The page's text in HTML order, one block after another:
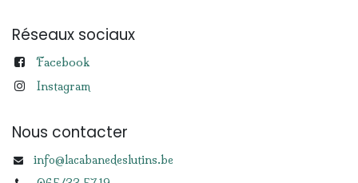
Réseaux sociaux
Facebook
Instagram
Nous contacter
info@lacabanedeslutins.be